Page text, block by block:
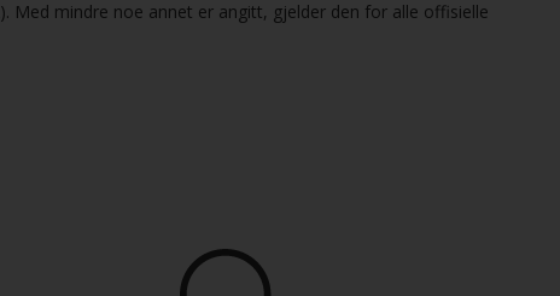
Med mindre noe annet er angitt, gjelder den for alle offisielle